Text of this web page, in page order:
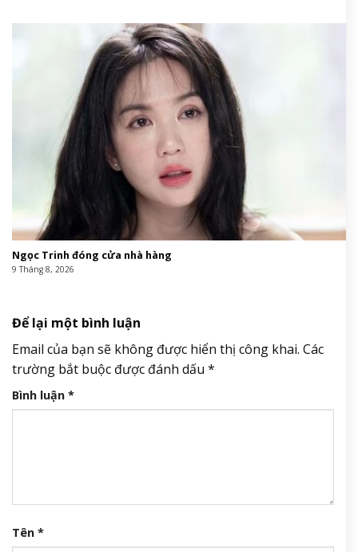
Ngọc Trinh đóng cửa nhà hàng
9 Tháng 8, 2026
Để lại một bình luận
Email của bạn sẽ không được hiển thị công khai. Các
trường bắt buộc được đánh dấu *
Bình luận *
Tên *